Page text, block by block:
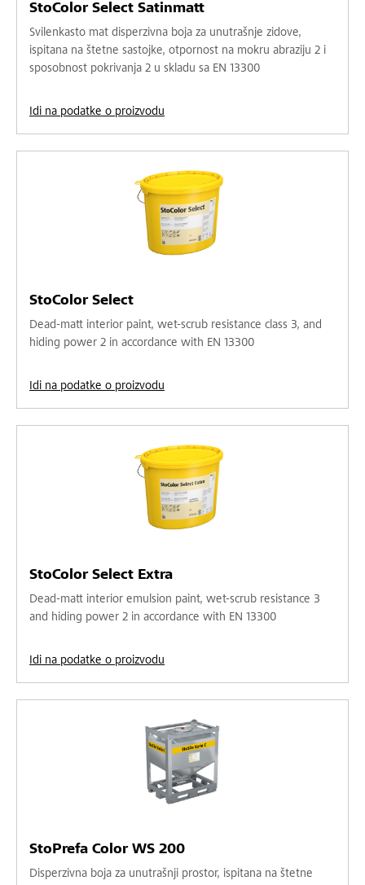
StoColor Select Satinmatt
Svilenkasto mat disperzivna boja za unutrašnje zidove,
ispitana na štetne sastojke, otpornost na mokru abraziju 2 i
sposobnost pokrivanja 2 u skladu sa EN 13300
Idi na podatke o proizvodu
StoColor Select
Dead-matt interior paint, wet-scrub resistance class 3, and
hiding power 2 in accordance with EN 13300
Idi na podatke o proizvodu
StoColor Select Extra
Dead-matt interior emulsion paint, wet-scrub resistance 3
and hiding power 2 in accordance with EN 13300
Idi na podatke o proizvodu
StoPrefa Color WS 200
Disperzivna boja za unutrašnji prostor, ispitana na štetne